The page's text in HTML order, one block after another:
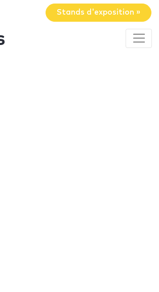
Stands d'exposition »